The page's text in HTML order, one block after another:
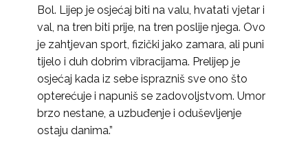
Bol. Lijep je osjećaj biti na valu, hvatati vjetar i
val, na tren biti prije, na tren poslije njega. Ovo
je zahtjevan sport, fizički jako zamara, ali puni
tijelo i duh dobrim vibracijama. Prelijep je
osjećaj kada iz sebe isprazniš sve ono što
opterećuje i napuniš se zadovoljstvom. Umor
brzo nestane, a uzbuđenje i oduševljenje
ostaju danima.”